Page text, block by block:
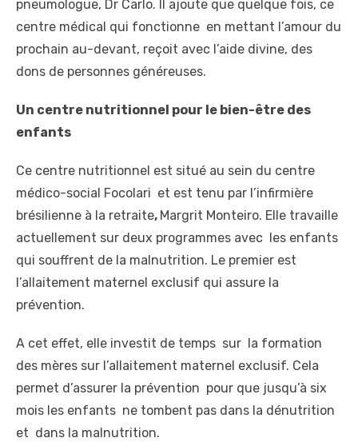
pneumologue, Dr Carlo. Il ajoute que quelque fois, ce
centre médical qui fonctionne en mettant l’amour du
prochain au-devant, reçoit avec l’aide divine, des
dons de personnes généreuses.
Un centre nutritionnel pour le bien-être des
enfants
Ce centre nutritionnel est situé au sein du centre
médico-social Focolari et est tenu par l’infirmière
brésilienne à la retraite, Margrit Monteiro. Elle travaille
actuellement sur deux programmes avec les enfants
qui souffrent de la malnutrition. Le premier est
l’allaitement maternel exclusif qui assure la
prévention.
A cet effet, elle investit de temps sur la formation
des mères sur l’allaitement maternel exclusif. Cela
permet d’assurer la prévention pour que jusqu’à six
mois les enfants ne tombent pas dans la dénutrition
et dans la malnutrition.